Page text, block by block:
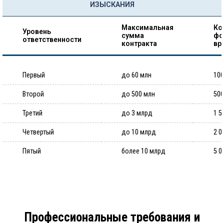
ИЗЫСКАНИЯ
Уровень
ответственности
Максимальная
сумма
контракта
Первый до 60 млн
Второй до 500 млн
Третий до 3 млрд 1
Четвертый до 10 млрд 2
Пятый более 10 млрд 5
Профессиональные требования и